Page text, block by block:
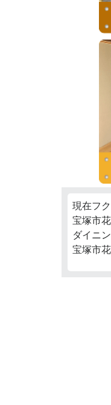
現在フ
宝塚市
ダイニ
宝塚市